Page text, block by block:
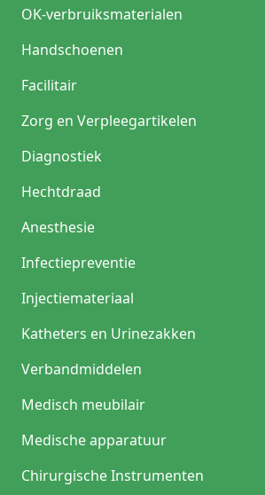
OK-verbruiksmaterialen
Handschoenen
Facilitair
Zorg en Verpleegartikelen
Diagnostiek
Hechtdraad
Anesthesie
Infectiepreventie
Injectiemateriaal
Katheters en Urinezakken
Verbandmiddelen
Medisch meubilair
Medische apparatuur
Chirurgische Instrumenten